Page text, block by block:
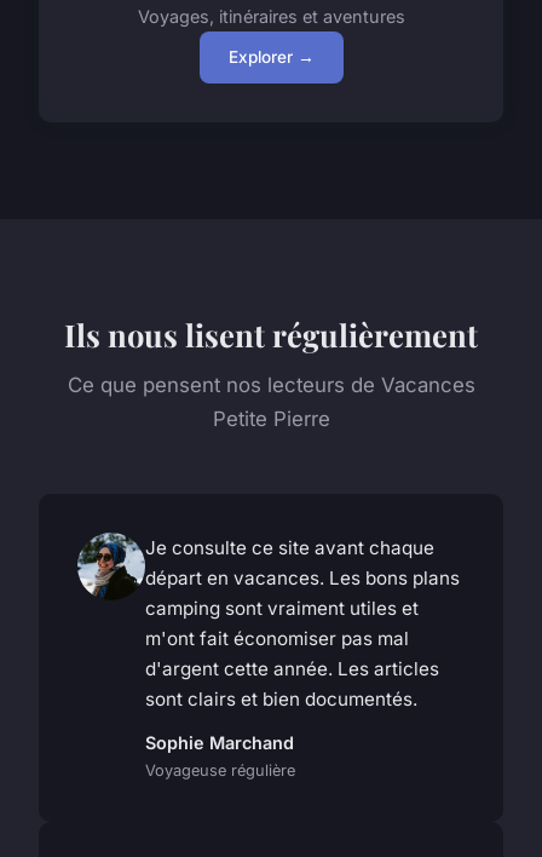
Voyages, itinéraires et aventures
Explorer →
Ils nous lisent régulièrement
Ce que pensent nos lecteurs de Vacances
Petite Pierre
Je consulte ce site avant chaque
départ en vacances. Les bons plans
camping sont vraiment utiles et
m'ont fait économiser pas mal
d'argent cette année. Les articles
sont clairs et bien documentés.
Sophie Marchand
Voyageuse régulière